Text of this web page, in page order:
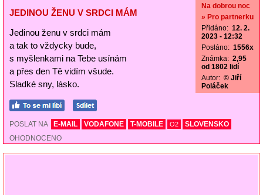
JEDINOU ŽENU V SRDCI MÁM
Jedinou ženu v srdci mám
a tak to vždycky bude,
s myšlenkami na Tebe usínám
a přes den Tě vidím všude.
Sladké sny, lásko.
Na dobrou noc
» Pro partnerku
Přidáno: 12. 2.
2023 - 12:32
Posláno: 1556x
Známka: 2,95
od 1802 lidí
Autor: © Jiří
Poláček
POSLAT NA E-MAIL VODAFONE T-MOBILE O2
SLOVENSKO
OHODNOCENO